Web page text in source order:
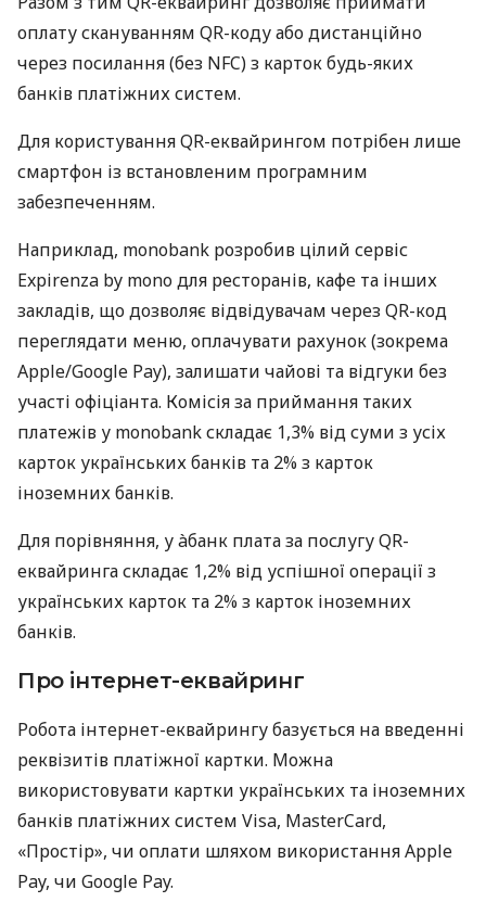
оплату скануванням QR-коду або дистанційно
через посилання (без NFC) з карток будь-яких
банків платіжних систем.
Для користування QR-еквайрингом потрібен лише
смартфон із встановленим програмним
забезпеченням.
Наприклад, monobank розробив цілий сервіс
Expirenza by mono для ресторанів, кафе та інших
закладів, що дозволяє відвідувачам через QR-код
переглядати меню, оплачувати рахунок (зокрема
Apple/Google Pay), залишати чайові та відгуки без
участі офіціанта. Комісія за приймання таких
платежів у monobank складає 1,3% від суми з усіх
карток українських банків та 2% з карток
іноземних банків.
Для порівняння, у àбанк плата за послугу QR-
еквайринга складає 1,2% від успішної операції з
українських карток та 2% з карток іноземних
банків.
Про інтернет-еквайринг
Робота інтернет-еквайрингу базується на введенні
реквізитів платіжної картки. Можна
використовувати картки українських та іноземних
банків платіжних систем Visa, MasterCard,
«Простір», чи оплати шляхом використання Apple
Pay, чи Google Pay.